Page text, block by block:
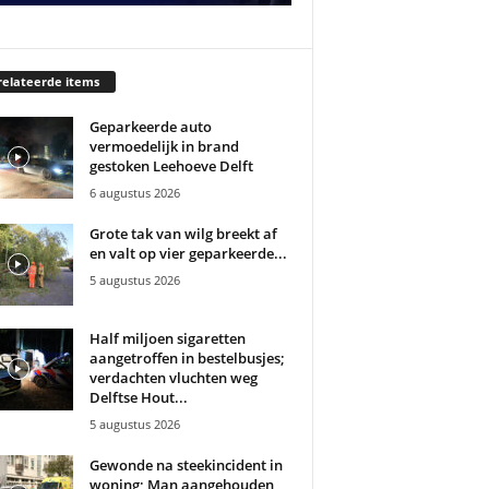
items
Geparkeerde auto
vermoedelijk in brand
gestoken Leehoeve Delft
6 augustus 2026
Grote tak van wilg breekt af
en valt op vier geparkeerde...
5 augustus 2026
Half miljoen sigaretten
aangetroffen in bestelbusjes;
verdachten vluchten weg
Delftse Hout...
5 augustus 2026
Gewonde na steekincident in
woning; Man aangehouden